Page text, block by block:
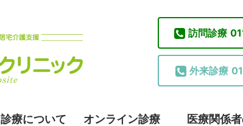
訪問診療
外来診療
診療について オンライン診療 医療関係